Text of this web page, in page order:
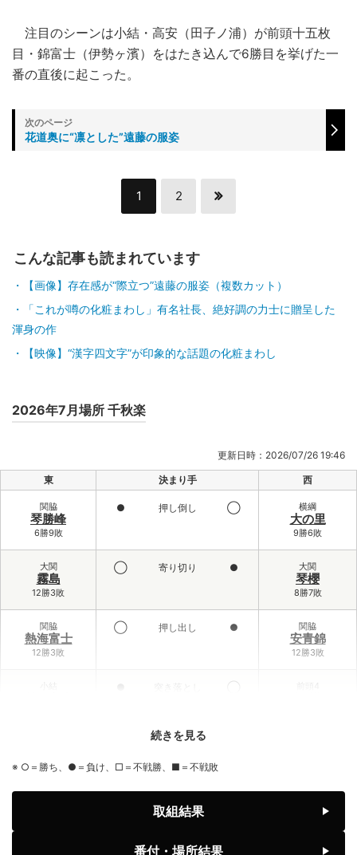
注目のシーンは小結・高安（田子ノ浦）が前頭十五枚
目・錦富士（伊勢ヶ濱）をはたき込んで6勝目を挙げた一
番の直後に起こった。
花道奥に“凛とした”遠藤の服姿
1 2
こんな記事も読まれています
【画像】存在感が“際立つ”遠藤の服姿（複数カット）
「これが噂の化粧まわし」有名社長、絶好調の力士に贈呈した
渾身の作
【映像】“漢字四文字”が印象的な話題の化粧まわし
2026年7月場所 千秋楽
更新日時：2026/07/26 19:46
東 決まり手 西
関脇
琴勝峰
6勝9敗
● 押し倒し ◯ 横綱
大の里
9勝6敗
大関
霧島
12勝3敗
◯ 寄り切り ● 大関
琴櫻
8勝7敗
関脇
熱海富士
12勝3敗
◯ 押し出し ● 関脇
安青錦
12勝3敗
前頭4
9勝6敗
寄り切り
藤青雲
続きを見る
※ ○＝勝ち、●＝負け、□＝不戦勝、■＝不戦敗
取組結果
番付・場所結果